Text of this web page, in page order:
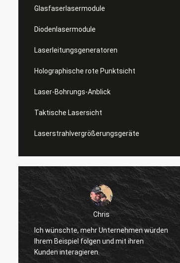
Glasfaserlasermodule
Diodenlasermodule
Laserleitungsgeneratoren
Holographische rote Punktsicht
Laser-Bohrungs-Anblick
Taktische Lasersicht
Laserstrahlvergrößerungsgeräte
- Ja.
Ich habe den holographischen Anblick
erhalten, ich versuche ihn gerade, und er
scheint gut zu funktionieren, wie
angekündigt.Ich habe einige Flecken oder